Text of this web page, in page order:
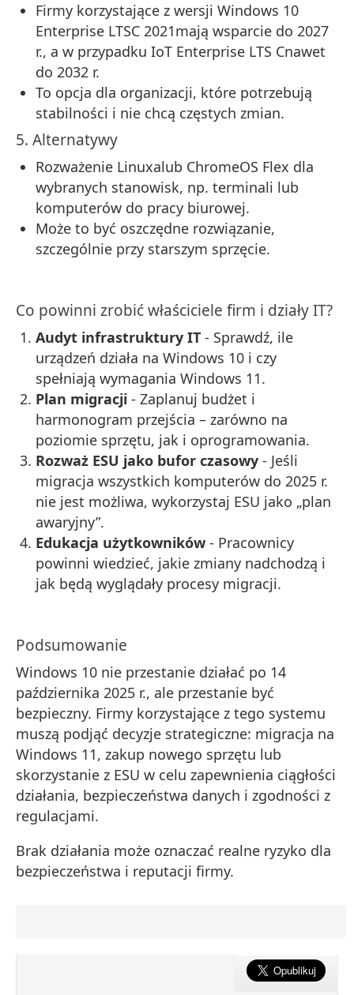
Firmy korzystające z wersji Windows 10
Enterprise LTSC 2021mają wsparcie do 2027
r., a w przypadku IoT Enterprise LTS Cnawet
do 2032 r.
To opcja dla organizacji, które potrzebują
stabilności i nie chcą częstych zmian.
5. Alternatywy
Rozważenie Linuxalub ChromeOS Flex dla
wybranych stanowisk, np. terminali lub
komputerów do pracy biurowej.
Może to być oszczędne rozwiązanie,
szczególnie przy starszym sprzęcie.
Co powinni zrobić właściciele firm i działy IT?
Audyt infrastruktury IT - Sprawdź, ile
urządzeń działa na Windows 10 i czy
spełniają wymagania Windows 11.
Plan migracji - Zaplanuj budżet i
harmonogram przejścia – zarówno na
poziomie sprzętu, jak i oprogramowania.
Rozważ ESU jako bufor czasowy - Jeśli
migracja wszystkich komputerów do 2025 r.
nie jest możliwa, wykorzystaj ESU jako „plan
awaryjny”.
Edukacja użytkowników - Pracownicy
powinni wiedzieć, jakie zmiany nadchodzą i
jak będą wyglądały procesy migracji.
Podsumowanie
Windows 10 nie przestanie działać po 14
października 2025 r., ale przestanie być
bezpieczny. Firmy korzystające z tego systemu
muszą podjąć decyzje strategiczne: migracja na
Windows 11, zakup nowego sprzętu lub
skorzystanie z ESU w celu zapewnienia ciągłości
działania, bezpieczeństwa danych i zgodności z
regulacjami.
Brak działania może oznaczać realne ryzyko dla
bezpieczeństwa i reputacji firmy.